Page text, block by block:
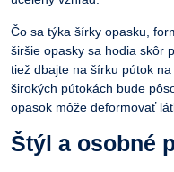
Čo sa týka šírky opasku,
širšie opasky sa hodia skôr
tiež dbajte na šírku pútok
širokých pútokách bude
opasok môže deformovať
Štýl a osobné